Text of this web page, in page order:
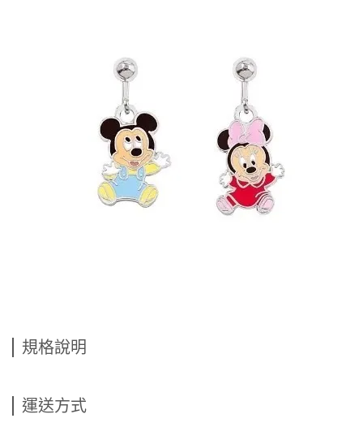
規格說明
運送方式